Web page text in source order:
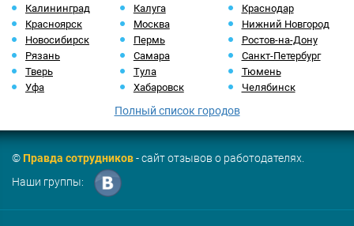
Калининград
Калуга
Краснодар
Красноярск
Москва
Нижний Новгород
Новосибирск
Пермь
Ростов-на-Дону
Рязань
Самара
Санкт-Петербург
Тверь
Тула
Тюмень
Уфа
Хабаровск Челябинск
Полный список городов
©Правда сотрудников- сайт отзывов о работодателях.
Наши группы: